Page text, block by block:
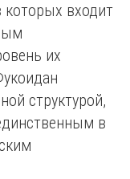
которых входит
их
структурой,
в